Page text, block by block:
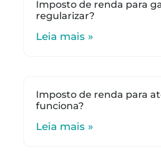
Imposto de renda para
regularizar?
Leia mais »
Imposto de renda para
funciona?
Leia mais »